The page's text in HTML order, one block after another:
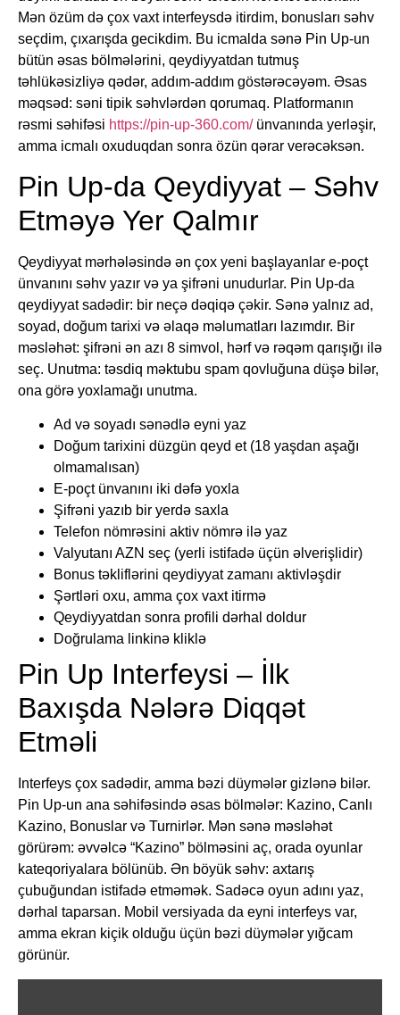
Mən özüm də çox vaxt interfeysdə itirdim, bonusları səhv
seçdim, çıxarışda gecikdim. Bu icmalda sənə Pin Up-un
bütün əsas bölmələrini, qeydiyyatdan tutmuş
təhlükəsizliyə qədər, addım-addım göstərəcəyəm. Əsas
məqsəd: səni tipik səhvlərdən qorumaq. Platformanın
rəsmi səhifəsi https://pin-up-360.com/ünvanında yerləşir,
amma icmalı oxuduqdan sonra özün qərar verəcəksən.
Pin Up-da Qeydiyyat – Səhv
Etməyə Yer Qalmır
Qeydiyyat mərhələsində ən çox yeni başlayanlar e-poçt
ünvanını səhv yazır və ya şifrəni unudurlar. Pin Up-da
qeydiyyat sadədir: bir neçə dəqiqə çəkir. Sənə yalnız ad,
soyad, doğum tarixi və əlaqə məlumatları lazımdır. Bir
məsləhət: şifrəni ən azı 8 simvol, hərf və rəqəm qarışığı ilə
seç. Unutma: təsdiq məktubu spam qovluğuna düşə bilər,
ona görə yoxlamağı unutma.
Ad və soyadı sənədlə eyni yaz
Doğum tarixini düzgün qeyd et (18 yaşdan aşağı
olmamalısan)
E-poçt ünvanını iki dəfə yoxla
Şifrəni yazıb bir yerdə saxla
Telefon nömrəsini aktiv nömrə ilə yaz
Valyutanı AZN seç (yerli istifadə üçün əlverişlidir)
Bonus təkliflərini qeydiyyat zamanı aktivləşdir
Şərtləri oxu, amma çox vaxt itirmə
Qeydiyyatdan sonra profili dərhal doldur
Doğrulama linkinə kliklə
Pin Up Interfeysi – İlk
Baxışda Nələrə Diqqət
Etməli
Interfeys çox sadədir, amma bəzi düymələr gizlənə bilər.
Pin Up-un ana səhifəsində əsas bölmələr: Kazino, Canlı
Kazino, Bonuslar və Turnirlər. Mən sənə məsləhət
görürəm: əvvəlcə “Kazino” bölməsini aç, orada oyunlar
kateqoriyalara bölünüb. Ən böyük səhv: axtarış
çubuğundan istifadə etməmək. Sadəcə oyun adını yaz,
dərhal taparsan. Mobil versiyada da eyni interfeys var,
amma ekran kiçik olduğu üçün bəzi düymələr yığcam
görünür.